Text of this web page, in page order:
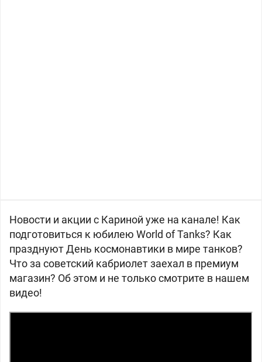
Новости и акции с Кариной уже на канале! Как
подготовиться к юбилею World of Tanks? Как
празднуют День космонавтики в мире танков?
Что за советский кабриолет заехал в премиум
магазин? Об этом и не только смотрите в нашем
видео!